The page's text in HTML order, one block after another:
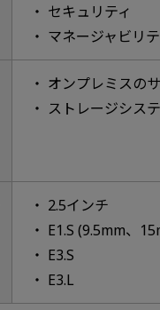
セキュリティ
マネージャビリ
オンプレミスの
ストレージシス
2.5インチ
E1.S (9.5mm、
E3.S
E3.L